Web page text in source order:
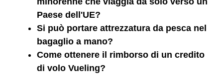
Paese dell'UE?
Si può portare attrezzatura da pesca nel
bagaglio a mano?
Come ottenere il rimborso di un credito
di volo Vueling?